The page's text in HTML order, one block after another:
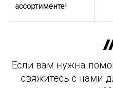
ассортименте!
Если вам нужна
свяжитесь с нами